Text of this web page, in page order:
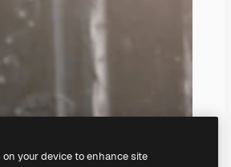
your device to enhance site